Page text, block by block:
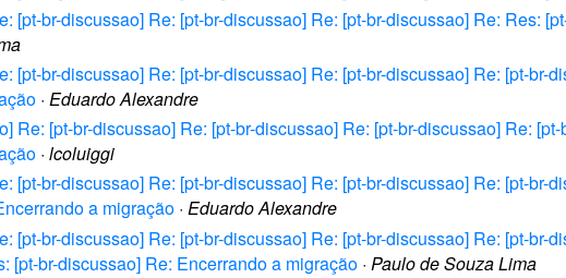
[pt-br-discussao] Re: [pt-br-discussao] Re: [pt-br-discussao] Re: Res:
[pt-br-discussao] Re: [pt-br-discussao] Re: [pt-br-discussao] Re: [pt-br-
· Eduardo Alexandre
Re: [pt-br-discussao] Re: [pt-br-discussao] Re: [pt-br-discussao] Re:
· lcoluiggi
[pt-br-discussao] Re: [pt-br-discussao] Re: [pt-br-discussao] Re: [pt-br-
a migração · Eduardo Alexandre
[pt-br-discussao] Re: [pt-br-discussao] Re: [pt-br-discussao] Re: [pt-br-
[pt-br-discussao] Re: Encerrando a migração · Paulo de Souza Lima